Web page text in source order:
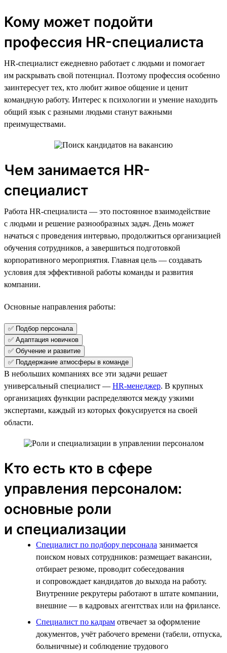
Кому может подойти
профессия HR-специалиста
HR-специалист ежедневно работает с людьми и помогает
им раскрывать свой потенциал. Поэтому профессия особенно
заинтересует тех, кто любит живое общение и ценит
командную работу. Интерес к психологии и умение находить
общий язык с разными людьми станут важными
преимуществами.
Чем занимается HR-
специалист
Работа HR-специалиста — это постоянное взаимодействие
с людьми и решение разнообразных задач. День может
начаться с проведения интервью, продолжиться организацией
обучения сотрудников, а завершиться подготовкой
корпоративного мероприятия. Главная цель — создавать
условия для эффективной работы команды и развития
компании.
Основные направления работы:
✅ Подбор персонала
✅ Адаптация новичков
✅ Обучение и развитие
✅ Поддержание атмосферы в команде
В небольших компаниях все эти задачи решает
универсальный специалист — HR-менеджер. В крупных
организациях функции распределяются между узкими
экспертами, каждый из которых фокусируется на своей
области.
Кто есть кто в сфере
управления персоналом:
основные роли
и специализации
Специалист по подбору персонала занимается
поиском новых сотрудников: размещает вакансии,
отбирает резюме, проводит собеседования
и сопровождает кандидатов до выхода на работу.
Внутренние рекрутеры работают в штате компании,
внешние — в кадровых агентствах или на фрилансе.
Специалист по кадрам отвечает за оформление
документов, учёт рабочего времени (табели, отпуска,
больничные) и соблюдение трудового